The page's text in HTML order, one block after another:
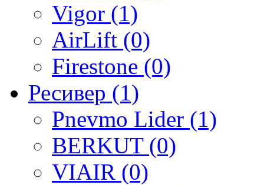
Vigor (1)
AirLift (0)
Firestone (0)
Ресивер (1)
Pnevmo Lider (1)
BERKUT (0)
VIAIR (0)